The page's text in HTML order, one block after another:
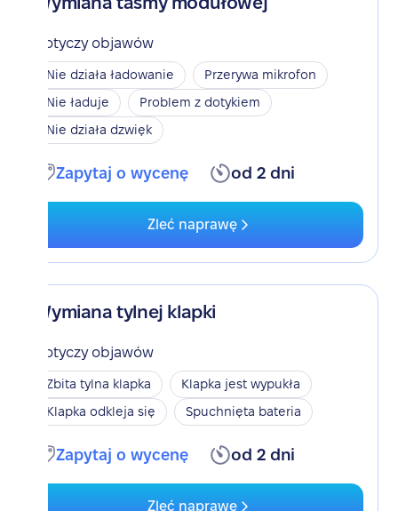
Dotyczy objawów
Nie działa ładowanie
Przerywa mikrofon
Nie ładuje
Problem z dotykiem
Nie działa dzwięk
Zapytaj o wycenę od 2 dni
Zleć naprawę
Wymiana tylnej klapki
Dotyczy objawów
Zbita tylna klapka
Klapka jest wypukła
Klapka odkleja się
Spuchnięta bateria
Zapytaj o wycenę od 2 dni
Zleć naprawę